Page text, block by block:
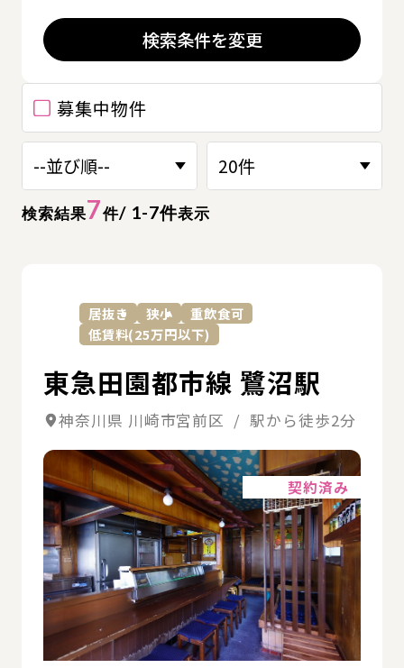
検索結果7件/ 1-7件表示
募集中物件
居抜き 狭小
重飲食可
低賃料(25万円以下)
東急田園都市線 鷺沼駅
神奈川県 川崎市宮前区 / 駅から徒歩2分
契約済み
検索条件を変更